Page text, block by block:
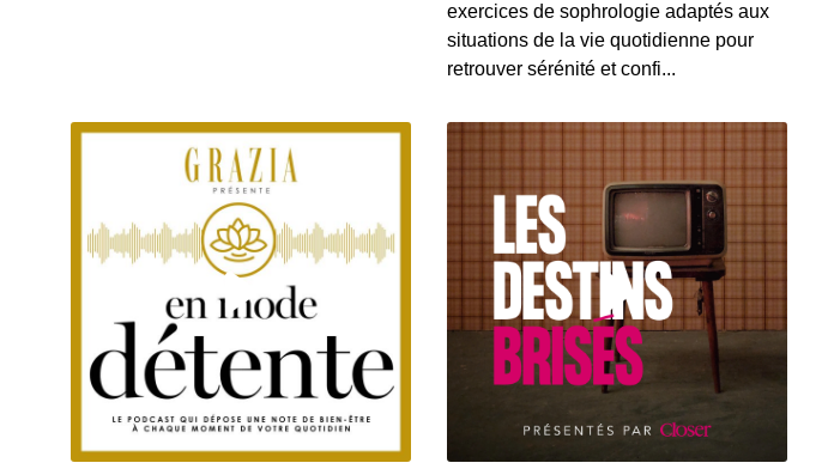
exercices de sophrologie adaptés aux
situations de la vie quotidienne pour
retrouver sérénité et confi...